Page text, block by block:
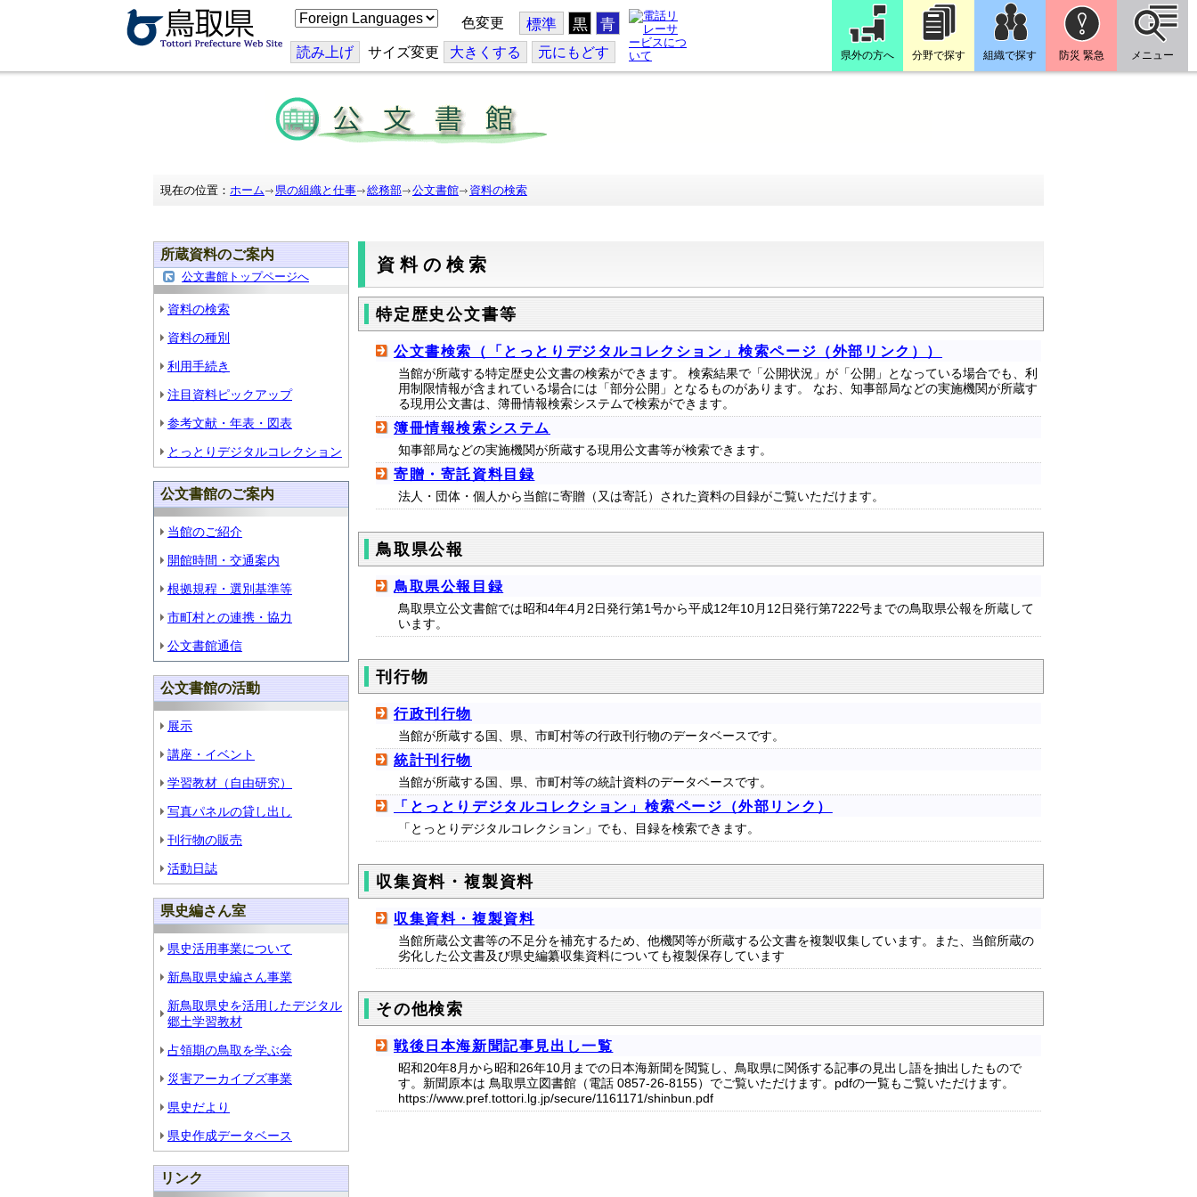
こ
の
ジ
を
訳
す
る
色変更 標準 黒 青
読み上げ サイズ変更 大きくする 元にもどす 県外の方へ 分野で探す 組織で探す 防災 緊急 メニュー
現在の位置： ホーム 県の組織と仕事 総務部 公文書館 資料の検索
所蔵資料のご案内
公文書館トップページへ
資料の検索
資料の種別
利用手続き
注目資料ピックアップ
参考文献・年表・図表
とっとりデジタルコレクション
公文書館のご案内
当館のご紹介
開館時間・交通案内
根拠規程・選別基準等
市町村との連携・協力
公文書館通信
公文書館の活動
展示
講座・イベント
学習教材（自由研究）
写真パネルの貸し出し
刊行物の販売
活動日誌
県史編さん室
県史活用事業について
新鳥取県史編さん事業
新鳥取県史を活用したデジタル
郷土学習教材
占領期の鳥取を学ぶ会
災害アーカイブズ事業
県史だより
県史作成データベース
リンク
資料の検索
特定歴史公文書等
公文書検索（「とっとりデジタルコレクション」検索ページ（外部リンク））
当館が所蔵する特定歴史公文書の検索ができます。 検索結果で「公開状況」が「公開」となっている場合でも、利
用制限情報が含まれている場合には「部分公開」となるものがあります。 なお、知事部局などの実施機関が所蔵す
る現用公文書は、簿冊情報検索システムで検索ができます。
簿冊情報検索システム
知事部局などの実施機関が所蔵する現用公文書等が検索できます。
寄贈・寄託資料目録
法人・団体・個人から当館に寄贈（又は寄託）された資料の目録がご覧いただけます。
鳥取県公報
鳥取県公報目録
鳥取県立公文書館では昭和4年4月2日発行第1号から平成12年10月12日発行第7222号までの鳥取県公報を所蔵して
います。
刊行物
行政刊行物
当館が所蔵する国、県、市町村等の行政刊行物のデータベースです。
統計刊行物
当館が所蔵する国、県、市町村等の統計資料のデータベースです。
「とっとりデジタルコレクション」検索ページ（外部リンク）
「とっとりデジタルコレクション」でも、目録を検索できます。
収集資料・複製資料
収集資料・複製資料
当館所蔵公文書等の不足分を補充するため、他機関等が所蔵する公文書を複製収集しています。また、当館所蔵の
劣化した公文書及び県史編纂収集資料についても複製保存しています
その他検索
戦後日本海新聞記事見出し一覧
昭和20年8月から昭和26年10月までの日本海新聞を閲覧し、鳥取県に関係する記事の見出し語を抽出したもので
す。新聞原本は 鳥取県立図書館（電話 0857-26-8155）でご覧いただけます。pdfの一覧もご覧いただけます。
https://www.pref.tottori.lg.jp/secure/1161171/shinbun.pdf